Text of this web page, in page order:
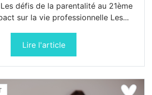
défis de la parentalité au 21ème
sur la vie professionnelle Les...
Lire l'article